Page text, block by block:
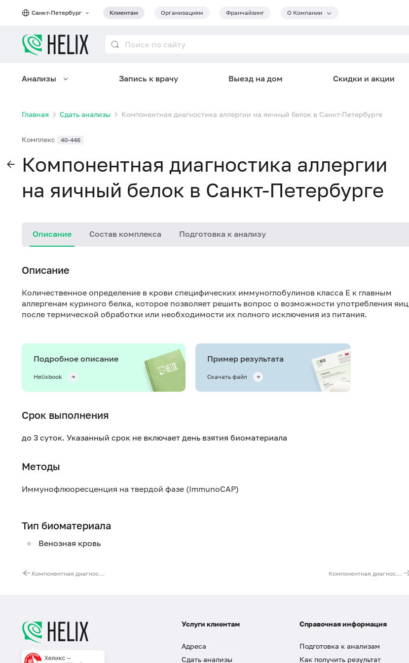
Санкт-Петербург Клиентам Организациям Франчайзинг О Компании
Анализы Запись к врачу Выезд на дом Скидки и акции
Главная Сдать анализы Компонентная диагностика аллергии на яичный белок в Санкт-Петербурге
Комплекс 40-446
Компонентная диагностика аллергии
на яичный белок в Санкт-Петербурге
Описание Состав комплекса Подготовка к анализу
Описание
Количественное определение в крови специфических иммуноглобулинов класса E к главным
аллергенам куриного белка, которое позволяет решить вопрос о возможности употребления яиц
после термической обработки или необходимости их полного исключения из питания.
Подробное описание
Helixbook
Пример результата
Скачать файл
Срок выполнения
до 3 суток. Указанный срок не включает день взятия биоматериала
Методы
Иммунофлюоресценция на твердой фазе (ImmunoCAP)
Тип биоматериала
Венозная кровь
Компонентная диагностика аллергии на молоко Компонентная диагностика аллергии на фрукты (персик)
Услуги клиентам
Адреса
Сдать анализы
Справочная информация
Подготовка к анализам
Как получить результат